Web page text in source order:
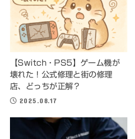
【Switch・PS5】ゲーム機が
壊れた！公式修理と街の修理
店、どっちが正解？
2025.08.17